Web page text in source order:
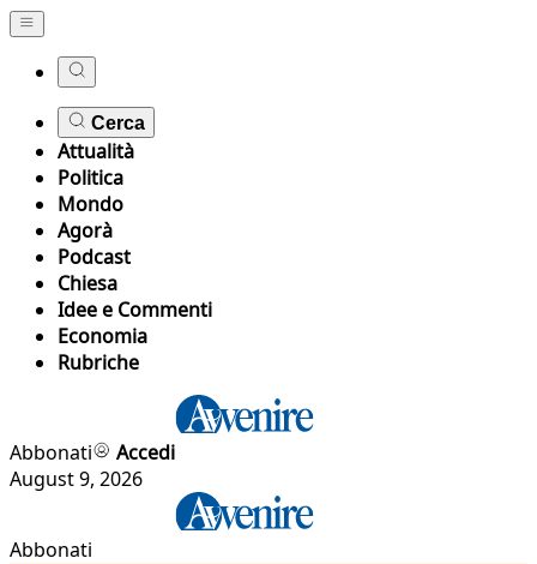
Cerca
Attualità
Politica
Mondo
Agorà
Podcast
Chiesa
Idee e Commenti
Economia
Rubriche
Abbonati
Accedi
August 9, 2026
Abbonati